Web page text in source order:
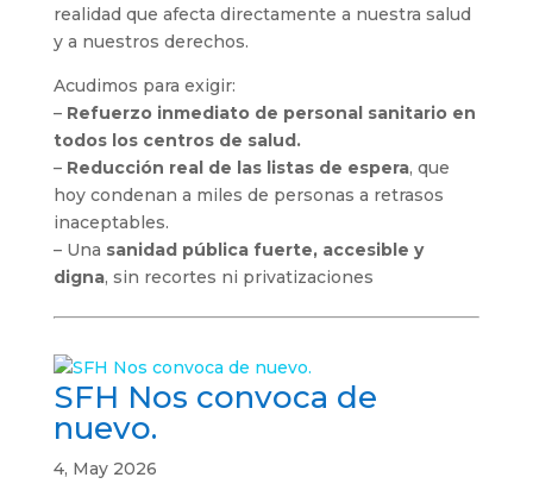
realidad que afecta directamente a nuestra salud
y a nuestros derechos.
Acudimos para exigir:
– Refuerzo inmediato de personal sanitario en
todos los centros de salud.
– Reducción real de las listas de espera, que
hoy condenan a miles de personas a retrasos
inaceptables.
– Una sanidad pública fuerte, accesible y
digna, sin recortes ni privatizaciones
SFH Nos convoca de
nuevo.
4, May 2026